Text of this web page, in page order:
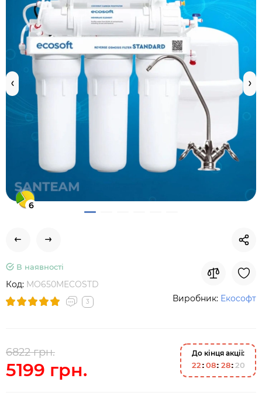
6
В наявності
Код: MO650MECOSTD
3 Виробник: Екософт
6822 грн.
5199 грн.
До кінця акції:
22 08 28 19